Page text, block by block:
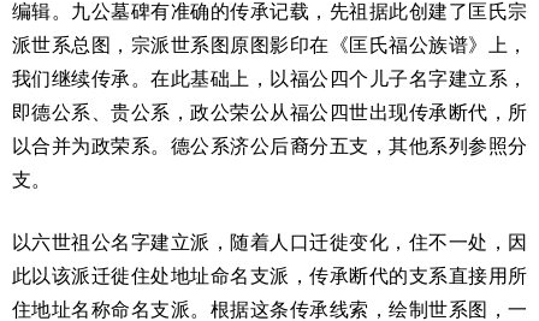
编辑。九公墓碑有准确的传承记载，先祖据此创建了匡氏宗
派世系总图，宗派世系图原图影印在《匡氏福公族谱》上，
我们继续传承。在此基础上，以福公四个儿子名字建立系，
即德公系、贵公系，政公荣公从福公四世出现传承断代，所
以合并为政荣系。德公系济公后裔分五支，其他系列参照分
支。
以六世祖公名字建立派，随着人口迁徙变化，住不一处，因
此以该派迁徙住处地址命名支派，传承断代的支系直接用所
住地址名称命名支派。根据这条传承线索，绘制世系图，一